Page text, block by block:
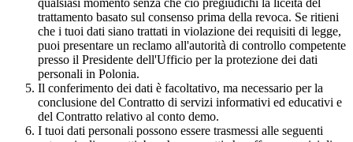
qualsiasi momento senza che ciò pregiudichi la liceità del
trattamento basato sul consenso prima della revoca. Se ritieni
che i tuoi dati siano trattati in violazione dei requisiti di legge,
puoi presentare un reclamo all'autorità di controllo competente
presso il Presidente dell'Ufficio per la protezione dei dati
personali in Polonia.
Il conferimento dei dati è facoltativo, ma necessario per la
conclusione del Contratto di servizi informativi ed educativi e
del Contratto relativo al conto demo.
I tuoi dati personali possono essere trasmessi alle seguenti